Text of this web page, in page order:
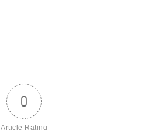
0
Article Rating